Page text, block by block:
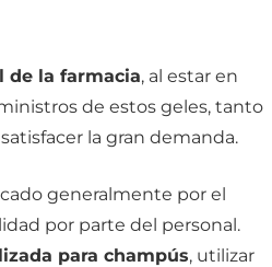
de la farmacia, al estar en
de estos geles, tanto
la gran demanda.
generalmente por el
por parte del personal.
para champús, utilizar